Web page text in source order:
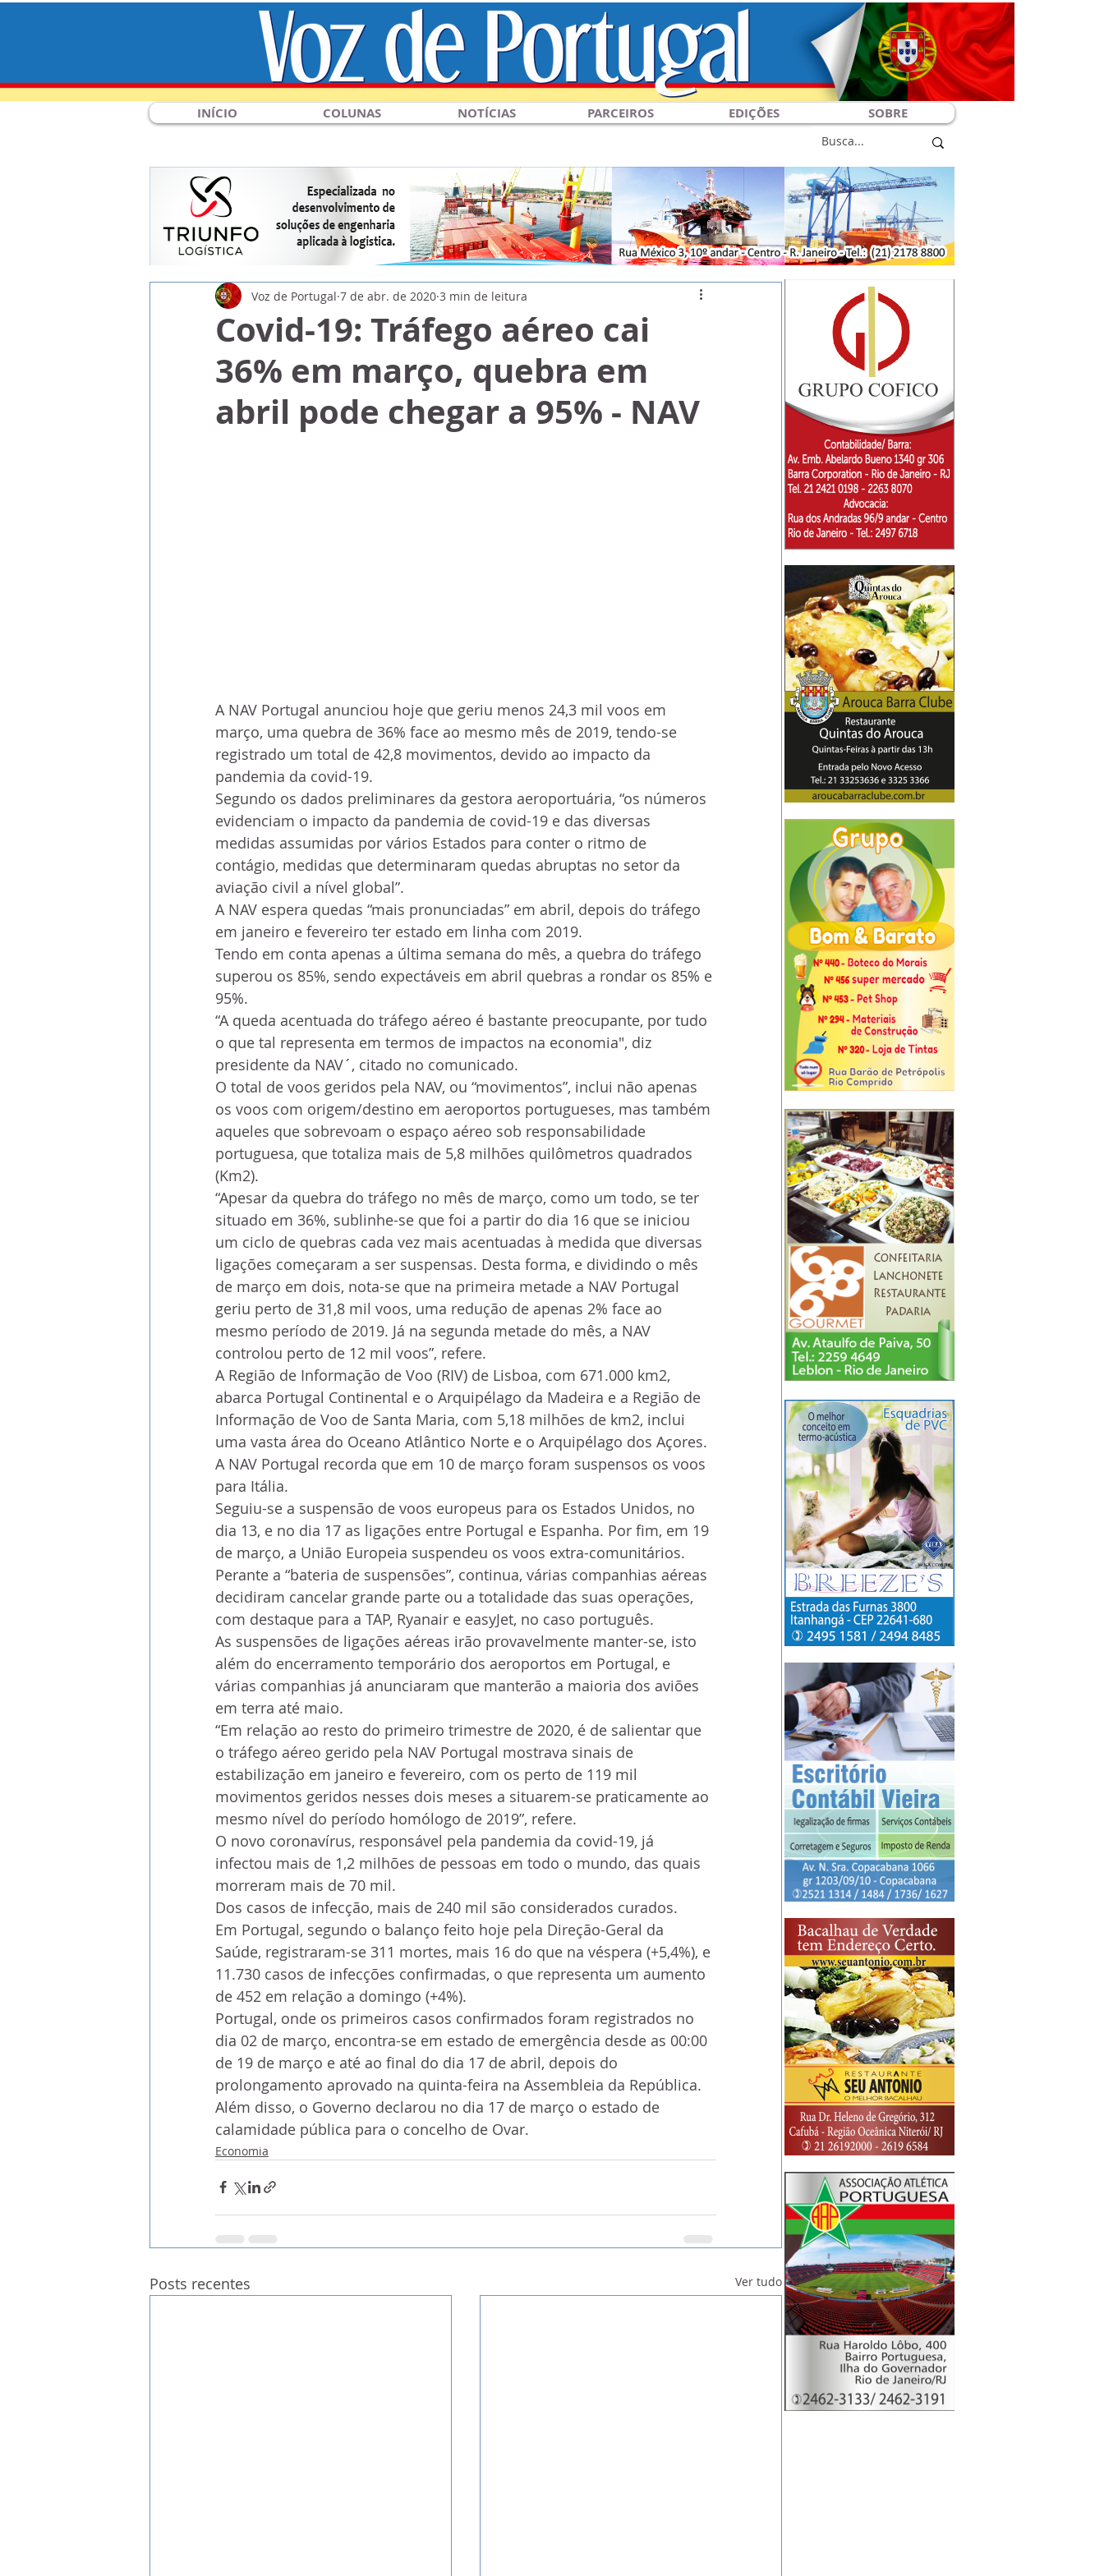
INÍCIO COLUNAS NOTÍCIAS PARCEIROS EDIÇÕES SOBRE
Covid-19: Tráfego aéreo cai
36% em março, quebra em
abril pode chegar a 95% - NAV
Voz de Portugal 7 de abr. de 2020 3 min de leitura
A NAV Portugal anunciou hoje que geriu menos 24,3 mil voos em
março, uma quebra de 36% face ao mesmo mês de 2019, tendo-se
registrado um total de 42,8 movimentos, devido ao impacto da
pandemia da covid-19.
Segundo os dados preliminares da gestora aeroportuária, “os números
evidenciam o impacto da pandemia de covid-19 e das diversas
medidas assumidas por vários Estados para conter o ritmo de
contágio, medidas que determinaram quedas abruptas no setor da
aviação civil a nível global”.
A NAV espera quedas “mais pronunciadas” em abril, depois do tráfego
em janeiro e fevereiro ter estado em linha com 2019.
Tendo em conta apenas a última semana do mês, a quebra do tráfego
superou os 85%, sendo expectáveis em abril quebras a rondar os 85% e
95%.
“A queda acentuada do tráfego aéreo é bastante preocupante, por tudo
o que tal representa em termos de impactos na economia", diz
presidente da NAV´, citado no comunicado.
O total de voos geridos pela NAV, ou “movimentos”, inclui não apenas
os voos com origem/destino em aeroportos portugueses, mas também
aqueles que sobrevoam o espaço aéreo sob responsabilidade
portuguesa, que totaliza mais de 5,8 milhões quilômetros quadrados
(Km2).
“Apesar da quebra do tráfego no mês de março, como um todo, se ter
situado em 36%, sublinhe-se que foi a partir do dia 16 que se iniciou
um ciclo de quebras cada vez mais acentuadas à medida que diversas
ligações começaram a ser suspensas. Desta forma, e dividindo o mês
de março em dois, nota-se que na primeira metade a NAV Portugal
geriu perto de 31,8 mil voos, uma redução de apenas 2% face ao
mesmo período de 2019. Já na segunda metade do mês, a NAV
controlou perto de 12 mil voos”, refere.
A Região de Informação de Voo (RIV) de Lisboa, com 671.000 km2,
abarca Portugal Continental e o Arquipélago da Madeira e a Região de
Informação de Voo de Santa Maria, com 5,18 milhões de km2, inclui
uma vasta área do Oceano Atlântico Norte e o Arquipélago dos Açores.
A NAV Portugal recorda que em 10 de março foram suspensos os voos
para Itália.
Seguiu-se a suspensão de voos europeus para os Estados Unidos, no
dia 13, e no dia 17 as ligações entre Portugal e Espanha. Por fim, em 19
de março, a União Europeia suspendeu os voos extra-comunitários.
Perante a “bateria de suspensões”, continua, várias companhias aéreas
decidiram cancelar grande parte ou a totalidade das suas operações,
com destaque para a TAP, Ryanair e easyJet, no caso português.
As suspensões de ligações aéreas irão provavelmente manter-se, isto
além do encerramento temporário dos aeroportos em Portugal, e
várias companhias já anunciaram que manterão a maioria dos aviões
em terra até maio.
“Em relação ao resto do primeiro trimestre de 2020, é de salientar que
o tráfego aéreo gerido pela NAV Portugal mostrava sinais de
estabilização em janeiro e fevereiro, com os perto de 119 mil
movimentos geridos nesses dois meses a situarem-se praticamente ao
mesmo nível do período homólogo de 2019”, refere.
O novo coronavírus, responsável pela pandemia da covid-19, já
infectou mais de 1,2 milhões de pessoas em todo o mundo, das quais
morreram mais de 70 mil.
Dos casos de infecção, mais de 240 mil são considerados curados.
Em Portugal, segundo o balanço feito hoje pela Direção-Geral da
Saúde, registraram-se 311 mortes, mais 16 do que na véspera (+5,4%), e
11.730 casos de infecções confirmadas, o que representa um aumento
de 452 em relação a domingo (+4%).
Portugal, onde os primeiros casos confirmados foram registrados no
dia 02 de março, encontra-se em estado de emergência desde as 00:00
de 19 de março e até ao final do dia 17 de abril, depois do
prolongamento aprovado na quinta-feira na Assembleia da República.
Além disso, o Governo declarou no dia 17 de março o estado de
calamidade pública para o concelho de Ovar.
Economia
Posts recentes Ver tudo